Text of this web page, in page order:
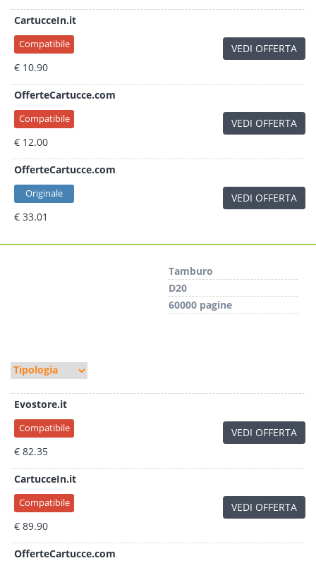
CartucceIn.it
Compatibile
€ 10.90
VEDI OFFERTA
OfferteCartucce.com
Compatibile
€ 12.00
VEDI OFFERTA
OfferteCartucce.com
Originale
€ 33.01
VEDI OFFERTA
Tamburo
D20
60000 pagine
Evostore.it
Compatibile
€ 82.35
VEDI OFFERTA
CartucceIn.it
Compatibile
€ 89.90
VEDI OFFERTA
OfferteCartucce.com